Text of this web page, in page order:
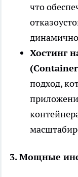
что
Хостинг
подход,
3. Мощные